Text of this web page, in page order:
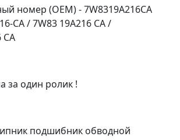
номер (OEM) - 7W8319A216CA
CA / 7W83 19A216 CA /
CA
за один ролик !
подшибник обводной